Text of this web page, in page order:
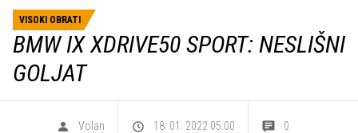
VISOKI OBRATI
BMW IX XDRIVE50 SPORT: NESLIŠNI
GOLJAT
Volan 18. 01. 2022 05.00 0